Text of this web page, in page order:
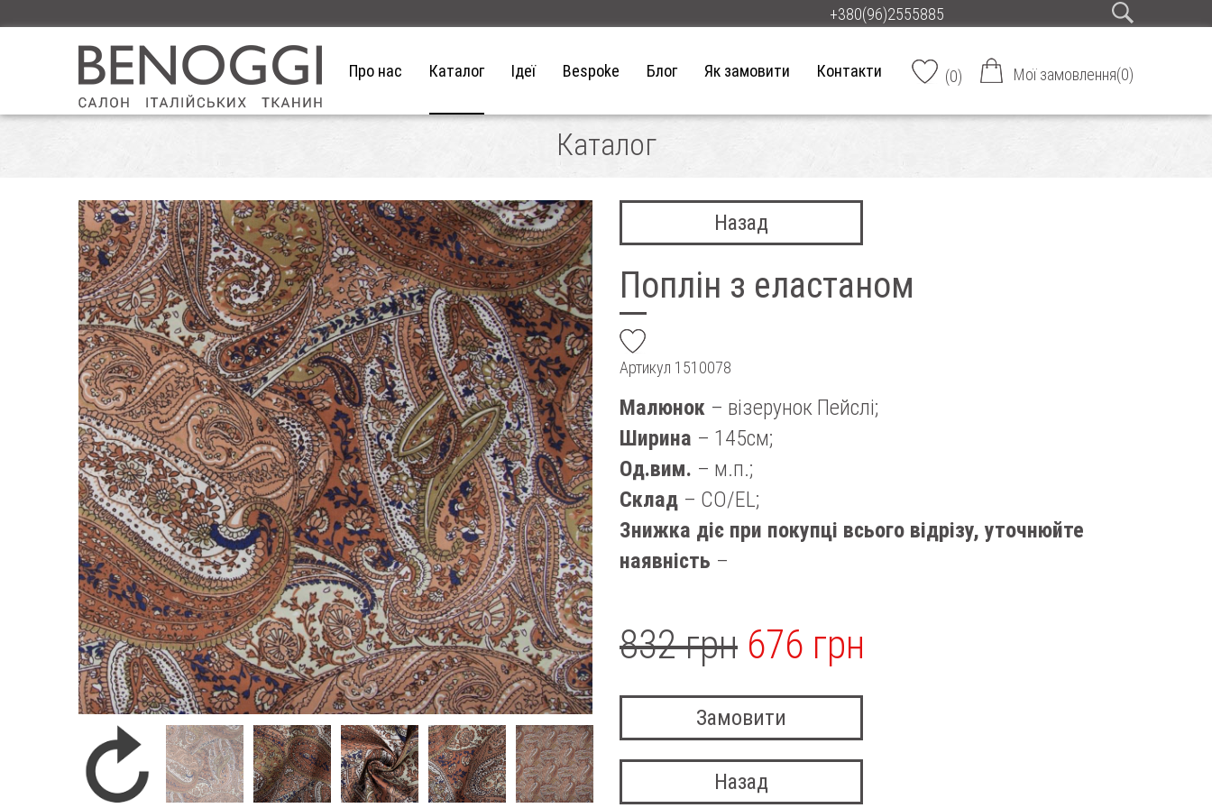
+380(96)2555885
Про нас Каталог Ідеї Bespoke Блог Як замовити Контакти (0) Мої замовлення(0)
Каталог
Назад
Поплін з еластаном
Артикул 1510078
Малюнок – візерунок Пейслі;
Ширина – 145см;
Од.вим. – м.п.;
Склад – CO/EL;
Знижка діє при покупці всього відрізу, уточнюйте
наявність –
832 грн 676 грн
Замовити
Назад